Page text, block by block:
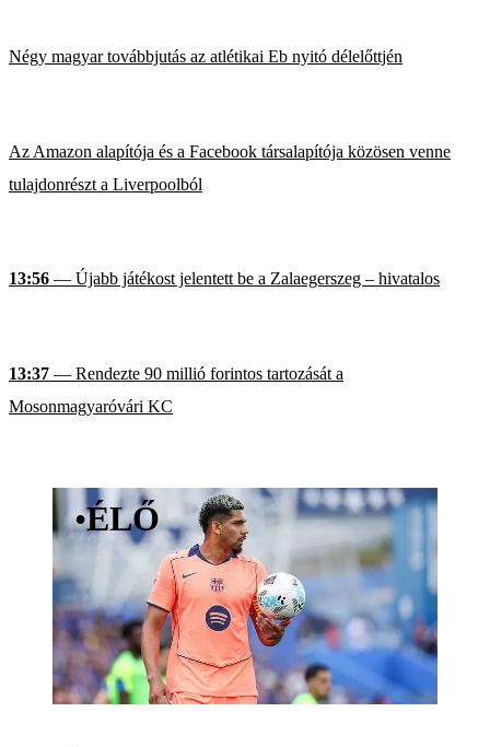
Négy magyar továbbjutás az atlétikai Eb nyitó délelőttjén
Az Amazon alapítója és a Facebook társalapítója közösen venne
tulajdonrészt a Liverpoolból
13:56 — Újabb játékost jelentett be a Zalaegerszeg – hivatalos
13:37 — Rendezte 90 millió forintos tartozását a
Mosonmagyaróvári KC
•ÉLŐ